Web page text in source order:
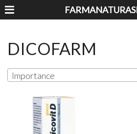
DICOFARM
Importance